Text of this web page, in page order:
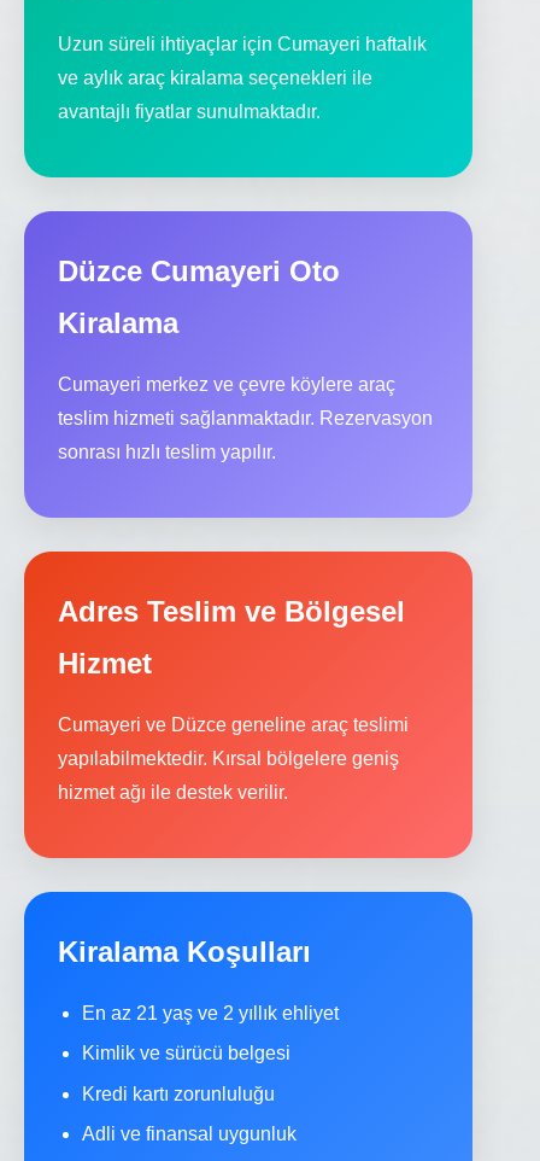
Uzun süreli ihtiyaçlar için Cumayeri haftalık
ve aylık araç kiralama seçenekleri ile
avantajlı fiyatlar sunulmaktadır.
Düzce Cumayeri Oto
Kiralama
Cumayeri merkez ve çevre köylere araç
teslim hizmeti sağlanmaktadır. Rezervasyon
sonrası hızlı teslim yapılır.
Adres Teslim ve Bölgesel
Hizmet
Cumayeri ve Düzce geneline araç teslimi
yapılabilmektedir. Kırsal bölgelere geniş
hizmet ağı ile destek verilir.
Kiralama Koşulları
En az 21 yaş ve 2 yıllık ehliyet
Kimlik ve sürücü belgesi
Kredi kartı zorunluluğu
Adli ve finansal uygunluk